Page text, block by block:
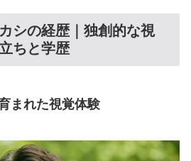
シの経歴｜独創的な視
ちと学歴
まれた視覚体験